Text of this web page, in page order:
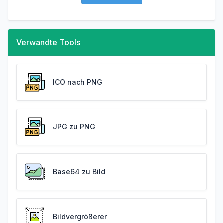
Verwandte Tools
ICO nach PNG
JPG zu PNG
Base64 zu Bild
Bildvergrößerer